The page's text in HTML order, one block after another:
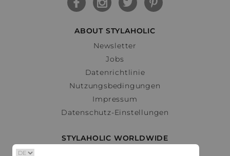
ABOUT STYLAHOLIC
Newsletter
Jobs
Datenrichtlinie
Nutzungsbedingungen
Impressum
Datenschutz-Einstellungen
STYLAHOLIC WORLDWIDE